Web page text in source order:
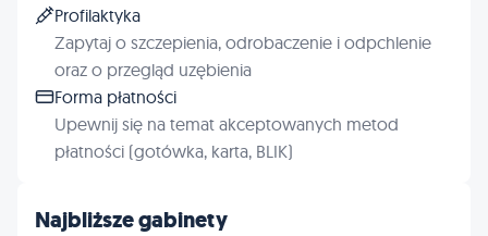
Najbliższe gabinety
Profilaktyka
Zapytaj o szczepienia, odrobaczenie i odpchlenie
oraz o przegląd uzębienia
Forma płatności
Upewnij się na temat akceptowanych metod
płatności (gotówka, karta, BLIK)